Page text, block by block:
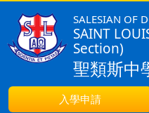
SALESIAN OF
SAINT
Section)
聖類斯中
入學申請